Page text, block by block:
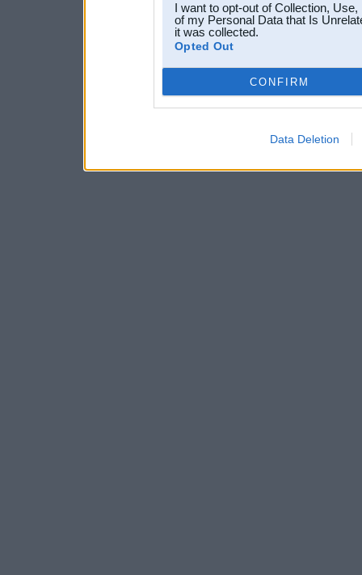
I want to opt-out of Collection,
of my Personal Data that Is
it was collected.
Opted Out
CONFIRM
Data Deletion